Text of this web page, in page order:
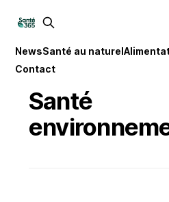
NewsSanté au naturel
Contact
Santé